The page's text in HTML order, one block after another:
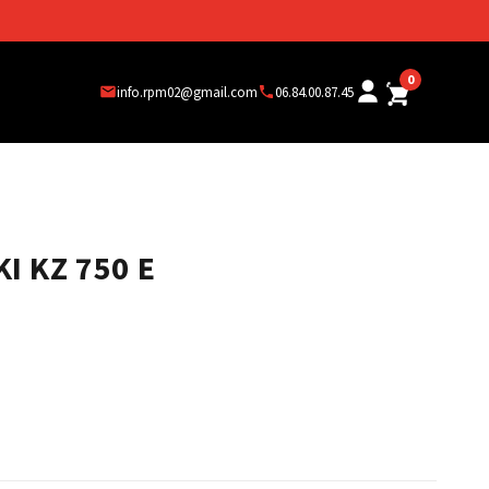
info.rpm02@gmail.com 06.84.00.87.45
0
KZ 750 E